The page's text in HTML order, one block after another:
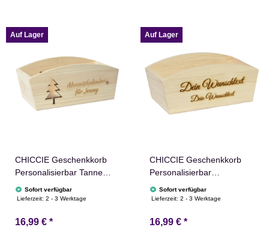
Adventskalender
Auf Lager
CHICCIE Geschenkkorb
Personalisierbar Tanne
Wunschtext 24x13x8cm
Abgerundet Präsentkorb
Holzkiste Weihnachten
Sofort verfügbar
Lieferzeit:2 - 3 Werktage
16,99 € *
Auf Lager
CHICCIE Geschenkkorb
Personalisierbar
Wunschtext 24x13x8cm
Abgerundet Präsentkorb
Holzkiste Hochzeit
Sofort verfügbar
Lieferzeit:2 - 3 Werktage
16,99 € *